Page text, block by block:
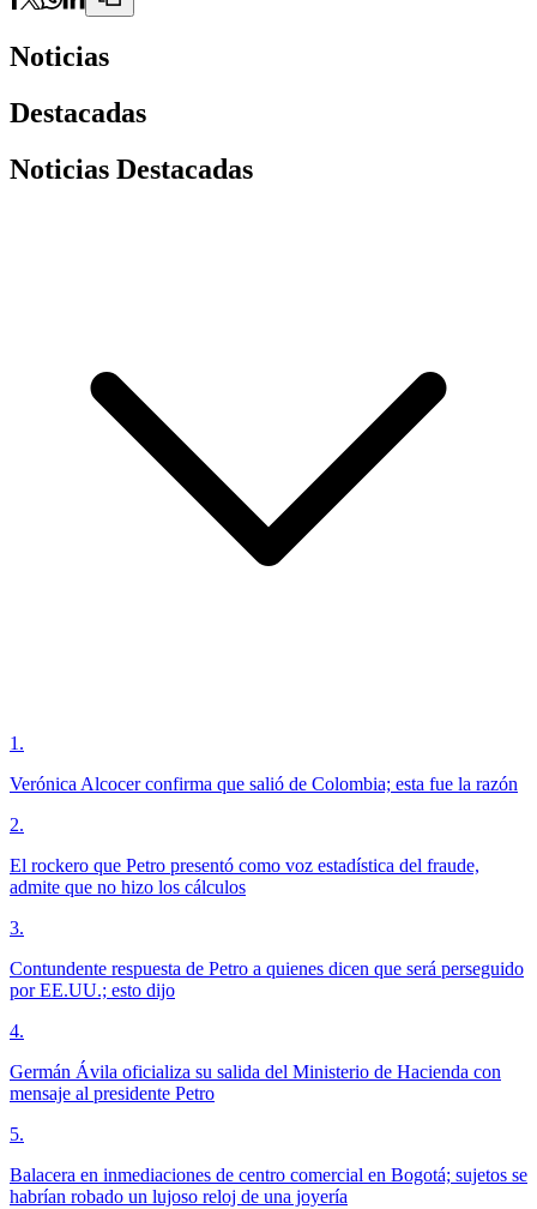
Noticias
Destacadas
Noticias Destacadas
1 .
Verónica Alcocer confirma que salió de Colombia; esta fue la razón
2.
El rockero que Petro presentó como voz estadística del fraude,
admite que no hizo los cálculos
3.
Contundente respuesta de Petro a quienes dicen que será perseguido
por EE.UU.; esto dijo
4.
Germán Ávila oficializa su salida del Ministerio de Hacienda con
mensaje al presidente Petro
5.
Balacera en inmediaciones de centro comercial en Bogotá; sujetos se
habrían robado un lujoso reloj de una joyería